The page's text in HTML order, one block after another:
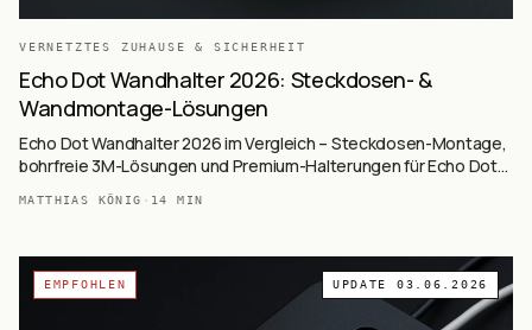
VERNETZTES ZUHAUSE & SICHERHEIT
Echo Dot Wandhalter 2026: Steckdosen- &
Wandmontage-Lösungen
Echo Dot Wandhalter 2026 im Vergleich – Steckdosen-Montage,
bohrfreie 3M-Lösungen und Premium-Halterungen für Echo Dot
MATTHIAS KÖNIG · 14 MIN
EMPFOHLEN UPDATE 03.06.2026